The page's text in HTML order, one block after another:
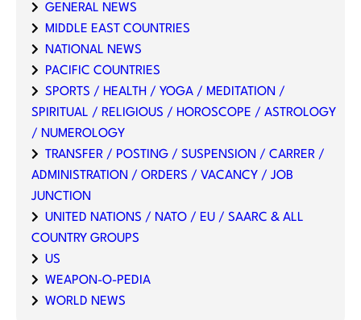
GENERAL NEWS
MIDDLE EAST COUNTRIES
NATIONAL NEWS
PACIFIC COUNTRIES
SPORTS / HEALTH / YOGA / MEDITATION /
SPIRITUAL / RELIGIOUS / HOROSCOPE / ASTROLOGY
/ NUMEROLOGY
TRANSFER / POSTING / SUSPENSION / CARRER /
ADMINISTRATION / ORDERS / VACANCY / JOB
JUNCTION
UNITED NATIONS / NATO / EU / SAARC & ALL
COUNTRY GROUPS
US
WEAPON-O-PEDIA
WORLD NEWS